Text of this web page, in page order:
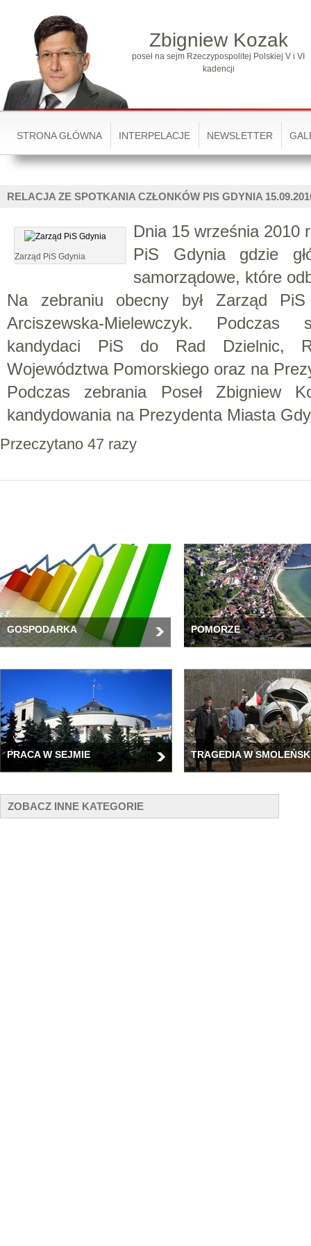
Zbigniew Kozak
poseł na sejm Rzeczypospolitej Polskiej V i VI
kadencji
STRONA GŁÓWNA INTERPELACJE NEWSLETTER
RELACJA ZE SPOTKANIA CZŁONKÓW PIS GDYNIA
Zarząd PiS Gdynia
Dnia 15 września 2010
PiS Gdynia gdzie
samorządowe, które
Na zebraniu obecny był Zarząd
Arciszewska-Mielewczyk. Podczas
kandydaci PiS do Rad Dzielnic,
Województwa Pomorskiego oraz na
Podczas zebrania Poseł Zbigniew
kandydowania na Prezydenta Miasta
Przeczytano 47 razy
GOSPODARKA POMORZE
PRACA W SEJMIE TRAGEDIA W
ZOBACZ INNE KATEGORIE